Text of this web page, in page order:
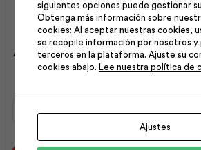
Asiento Estándar Redondo
Merlot | F.V
Estándar
Merlot
Redondo
Negro
siguientes opciones puede gestionar
Obtenga más información sobre
cookies: Al aceptar nuestras cookies,
se recopile información por nosotros y
terceros en la plataforma. Ajuste su
cookies abajo. Lee nuestra política de
Ajustes